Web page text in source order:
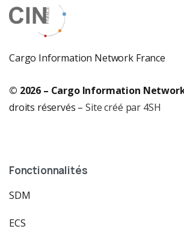
Cargo Information Network France
© 2026 – Cargo Information
droits réservés –Site créé par 4SH
Fonctionnalités
SDM
ECS